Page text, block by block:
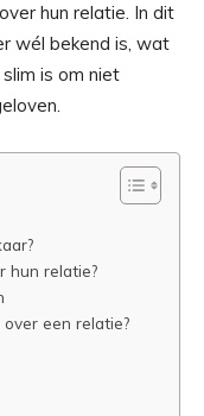
hun relatie. In dit
wél bekend is, wat
is om niet
hun relatie?
een relatie?